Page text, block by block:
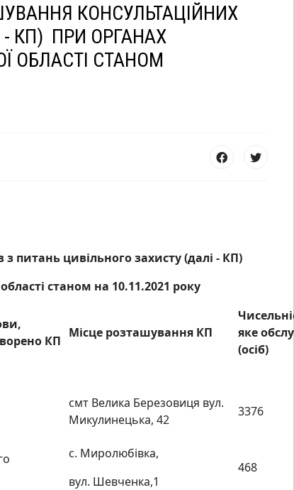
КОНСУЛЬТАЦІЙНИХ
- КП) ПРИ ОРГАНАХ
ОБЛАСТІ СТАНОМ
питань цивільного захисту (далі - КП)
станом на 10.11.2021 року
КП
Місце розташування КП
яке
(осіб)
смт Велика Березовиця вул.
Микулинецька, 42
3376
с. Миролюбівка,
вул. Шевченка,1
468